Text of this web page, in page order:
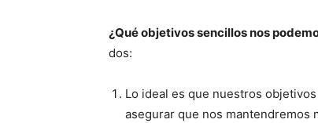
¿Qué objetivos sencillos nos
dos:
Lo ideal es que nuestros
asegurar que nos mantendremos